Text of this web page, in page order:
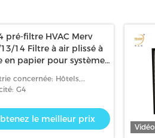
pré-filtre HVAC Merv
14 Filtre à air plissé à
en papier pour système
concernée: Hôtels,
de vêtement, magasins
de réparations d
G4
le meilleur prix
Vidéo